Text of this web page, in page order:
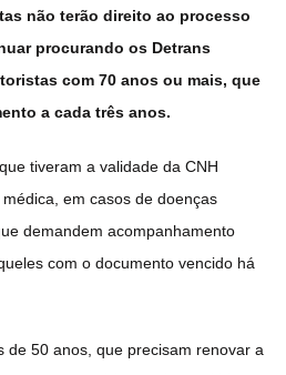
não terão direito ao processo
procurando os Detrans
com 70 anos ou mais, que
a cada três anos.
tiveram a validade da CNH
em casos de doenças
demandem acompanhamento
com o documento vencido há
de 50 anos, que precisam renovar a